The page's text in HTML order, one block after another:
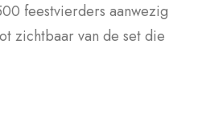
feestvierders aanwezig
zichtbaar van de set die